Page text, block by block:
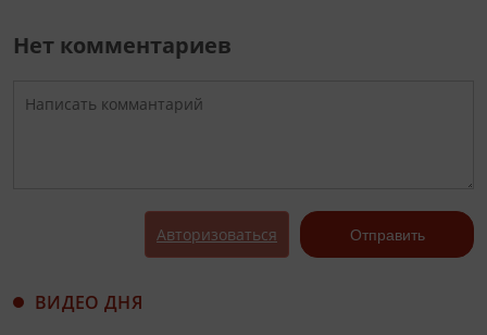
Нет комментариев
Авторизоваться Отправить
ВИДЕО ДНЯ